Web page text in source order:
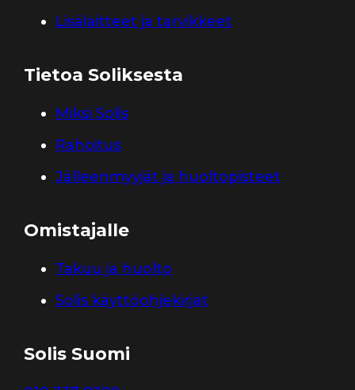
Lisälaitteet ja tarvikkeet
Tietoa Soliksesta
Miksi Solis
Rahoitus
Jälleenmyyjät ja huoltopisteet
Omistajalle
Takuu ja huolto
Solis käyttöohjekirjat
Solis Suomi